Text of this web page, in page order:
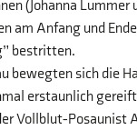
(Johanna
am Anfang und
bestritten.
bewegten sich die
erstaunlich
Vollblut-